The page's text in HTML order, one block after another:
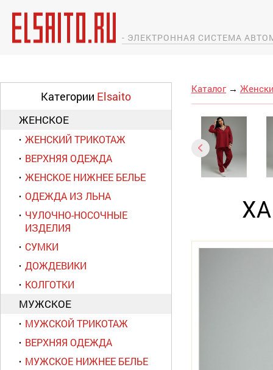
- ЭЛЕКТРОННАЯ СИСТЕМА
Категории Elsaito
ЖЕНСКОЕ
ЖЕНСКИЙ ТРИКОТАЖ
ВЕРХНЯЯ ОДЕЖДА
ЖЕНСКОЕ НИЖНЕЕ БЕЛЬЕ
ОДЕЖДА ИЗ ЛЬНА
ЧУЛОЧНО-НОСОЧНЫЕ
ИЗДЕЛИЯ
СУМКИ
ДОЖДЕВИКИ
КОЛГОТКИ
МУЖСКОЕ
МУЖСКОЙ ТРИКОТАЖ
ВЕРХНЯЯ ОДЕЖДА
МУЖСКОЕ НИЖНЕЕ БЕЛЬЕ
Каталог →